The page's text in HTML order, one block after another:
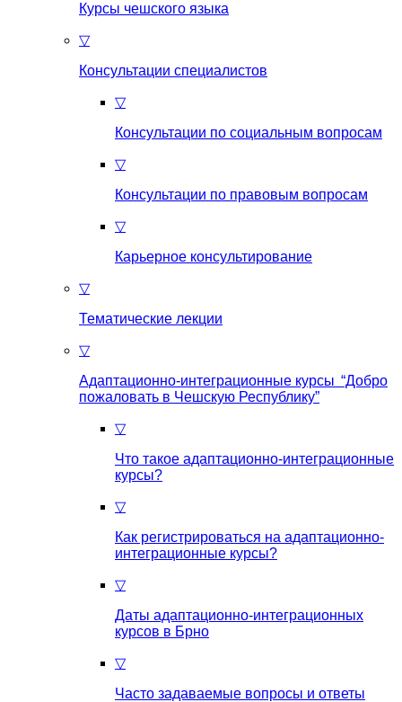
Курсы чешского языка
▽
Консультации специалистов
▽
Консультации по социальным вопросам
▽
Консультации по правовым вопросам
▽
Карьерное консультирование
▽
Тематические лекции
▽
Адаптационно-интеграционные курсы “Добро
пожаловать в Чешскую Республику”
▽
Что такое aдаптационно-интеграционные
курсы?
▽
Как регистрироваться на aдаптационно-
интеграционные курсы?
▽
Даты адаптационно-интеграционных
курсов в Брно
▽
Часто задаваемые вопросы и ответы